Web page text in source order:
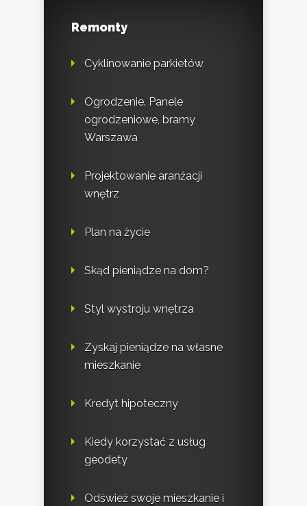
Remonty
Cyklinowanie parkietów
Ogrodzenie. Panele
ogrodzeniowe, bramy
Warszawa
Projektowanie aranżacji
wnętrz
Plan na życie
Skąd pieniądze na dom?
Styl wystroju wnętrza
Zyskaj pieniądze na własne
mieszkanie
Kredyt hipoteczny
Kiedy korzystać z usług
geodety
Odśwież swoje mieszkanie i